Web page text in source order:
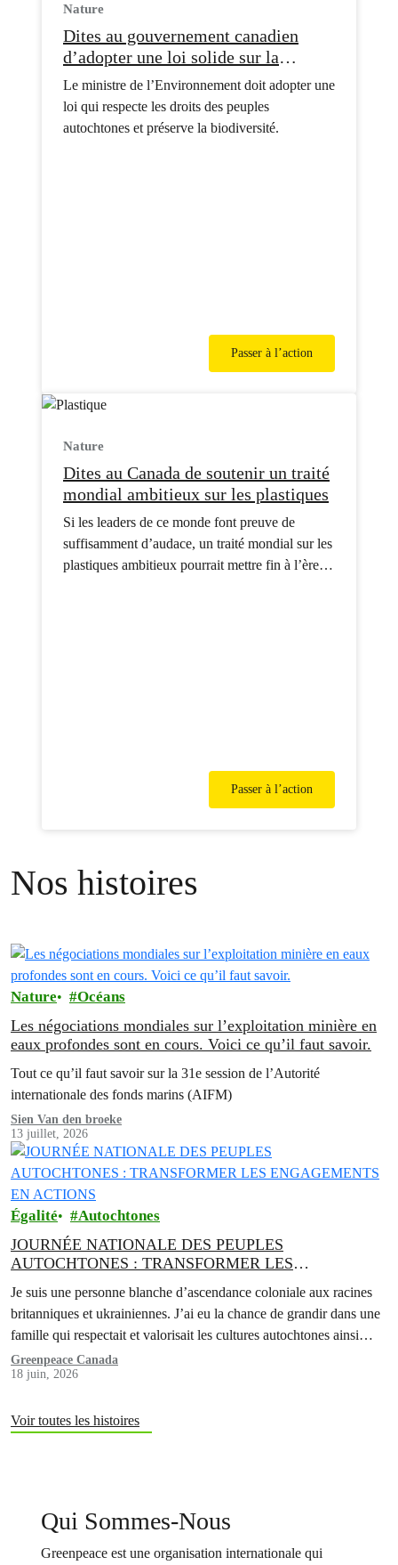
Nature
Dites au gouvernement canadien
d’adopter une loi solide sur la
protection de la nature
Le ministre de l’Environnement doit adopter une
loi qui respecte les droits des peuples
autochtones et préserve la biodiversité.
Passer à l’action
Nature
Dites au Canada de soutenir un traité
mondial ambitieux sur les plastiques
Si les leaders de ce monde font preuve de
suffisamment d’audace, un traité mondial sur les
plastiques ambitieux pourrait mettre fin à l’ère
Passer à l’action
Nos histoires
Nature Océans
Les négociations mondiales sur l’exploitation minière en
eaux profondes sont en cours. Voici ce qu’il faut savoir.
Tout ce qu’il faut savoir sur la 31e session de l’Autorité
internationale des fonds marins (AIFM)
Sien Van den broeke
13 juillet, 2026
Égalité Autochtones
JOURNÉE NATIONALE DES PEUPLES
AUTOCHTONES : TRANSFORMER LES
Je suis une personne blanche d’ascendance coloniale aux racines
britanniques et ukrainiennes. J’ai eu la chance de grandir dans une
famille qui respectait et valorisait les cultures autochtones ainsi
que…
Greenpeace Canada
18 juin, 2026
Voir toutes les histoires
Qui Sommes-Nous
Greenpeace est une organisation internationale qui